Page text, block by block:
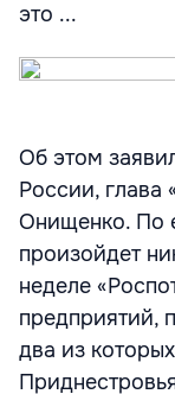
это ...
Об этом
России, глава
Онищенко. По
произойдет
неделе
предприятий,
два из